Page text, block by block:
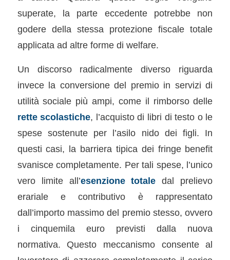
superate, la parte eccedente potrebbe non
godere della stessa protezione fiscale totale
applicata ad altre forme di welfare.
Un discorso radicalmente diverso riguarda
invece la conversione del premio in servizi di
utilità sociale più ampi, come il rimborso delle
rette scolastiche, l’acquisto di libri di testo o le
spese sostenute per l’asilo nido dei figli. In
questi casi, la barriera tipica dei fringe benefit
svanisce completamente. Per tali spese, l’unico
vero limite all’esenzione totale dal prelievo
erariale e contributivo è rappresentato
dall’importo massimo del premio stesso, ovvero
i cinquemila euro previsti dalla nuova
normativa. Questo meccanismo consente al